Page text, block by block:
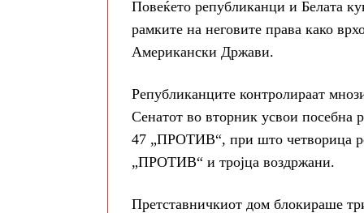
Повеќето републиканци и Белата
рамките на неговите права како
Американски Држави.
Републиканците контролираат
Сенатот во вторник усвои посебна
47 „ПРОТИВ“, при што четворица
„ПРОТИВ“ и тројца воздржани.
Претставничкиот дом блокираше